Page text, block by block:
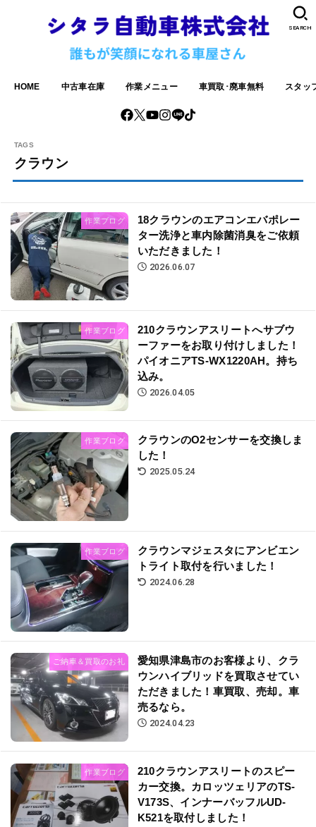
HOME 中古車在庫 作業メニュー 車買取･廃車無料 スタッ
SEARCH
クラウン
作業ブログ
18クラウンのエアコンエバポレー
ター洗浄と車内除菌消臭をご依頼
いただきました！
2026.06.07
作業ブログ
210クラウンアスリートへサブウ
ーファーをお取り付けしました！
パイオニアTS-WX1220AH。持ち
込み。
2026.04.05
作業ブログ
クラウンのO2センサーを交換しま
した！
2025.05.24
作業ブログ
クラウンマジェスタにアンビエン
トライト取付を行いました！
2024.06.28
ご納車＆買取のお礼
愛知県津島市のお客様より、クラ
ウンハイブリッドを買取させてい
ただきました！車買取、売却。車
売るなら。
2024.04.23
作業ブログ
210クラウンアスリートのスピー
カー交換。カロッツェリアのTS-
V173S、インナーバッフルUD-
K521を取付しました！